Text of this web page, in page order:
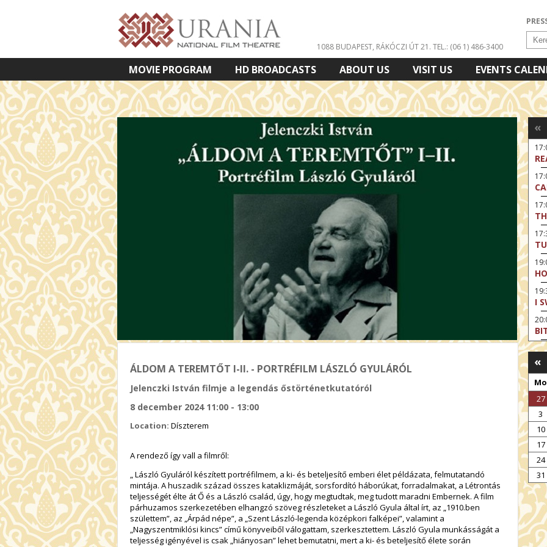
1088 BUDAPEST, RÁKÓCZI ÚT 21. TEL.: (06 1) 486-3400
MOVIE PROGRAM HD BROADCASTS ABOUT US VISIT US EVENTS
VETÍTETT KÉPES ELŐADÁSOK
ÁLDOM A TEREMTŐT I-II. - PORTRÉFILM LÁSZLÓ GYULÁRÓL
Jelenczki István filmje a legendás őstörténetkutatóról
8 december 2024 11:00 - 13:00
Location: Díszterem
A rendező így vall a filmről:
„ László Gyuláról készített portréfilmem, a ki- és beteljesítő emberi élet példázata, felmutatandó
mintája. A huszadik század összes kataklizmáját, sorsfordító háborúkat, forradalmakat, a Létrontás
teljességét élte át Ő és a László család, úgy, hogy megtudtak, meg tudott maradni Embernek. A film
párhuzamos szerkezetében elhangzó szöveg részleteket a László Gyula által írt, az „1910.ben
születtem”, az „Árpád népe”, a „Szent László-legenda középkori falképei”, valamint a
„Nagyszentmiklósi kincs” című könyveiből válogattam, szerkesztettem. László Gyula munkásságát a
teljesség igényével is csak „hiányosan” lehet bemutatni, mert a ki- és beteljesítő élete során
«
I
«
Mo
27
3
10
17
24
31